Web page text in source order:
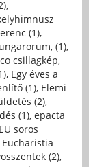
,
(1),
(1),
csillagkép,
, Egy éves a
(1), Elemi
(2),
(1), epacta
EU soros
Eucharistia
(2),